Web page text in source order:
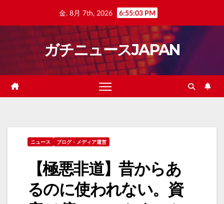
金. 8月 7th, 2026 6:55:04 PM
ガチニュースJAPAN
ニュース ブログ・メディア運営
【極悪非道】昔からあ
るのに使われない。資